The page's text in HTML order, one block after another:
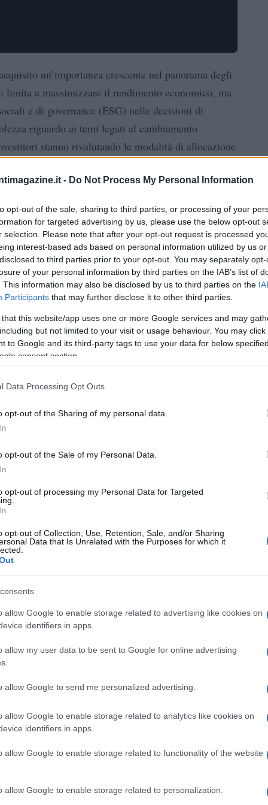
- Do Not Process My Personal Information
opt-out of the sale, sharing to third parties, or processing of your
for targeted advertising by us, please use the below opt-out
selection. Please note that after your opt-out request is processed
interest-based ads based on personal information utilized by us
to third parties prior to your opt-out. You may separately
of your personal information by third parties on the IAB’s list of
This information may also be disclosed by us to third parties on the
Participants that may further disclose it to other third parties.
that this website/app uses one or more Google services and may
but not limited to your visit or usage behaviour. You may
to Google and its third-party tags to use your data for below
consent section.
Data Processing Opt Outs
opt-out of the Sharing of my personal data.
opt-out of the Sale of my Personal Data.
opt-out of processing my Personal Data for Targeted
opt-out of Collection, Use, Retention, Sale, and/or Sharing
Data that Is Unrelated with the Purposes for which it
allow Google to enable storage related to advertising like cookies on
identifiers in apps.
allow my user data to be sent to Google for online advertising
allow Google to send me personalized advertising.
allow Google to enable storage related to analytics like cookies on
identifiers in apps.
allow Google to enable storage related to functionality of the website
allow Google to enable storage related to personalization.
un’importanza crescente nel panorama degli
a massimizzare il rendimento economico, ma
e di governance (ESG) nelle decisioni di
riguardo ai temi legati al cambiamento
stanno rivalutando le modalità di allocazione
che mira a generare un impatto positivo sul
metodologia si basa su tre pilastri fondamentali:
gli investitori non si concentrano
anche come le loro scelte influenzano il mondo.
dagliinvestimenti ESG. Questi
e di governance
potrebbe scegliere di sostenere aziende che
politiche di lavoro eque. Questo approccio
può anche portare a rendimenti competitivi nel
offre numerosi vantaggi. Primo, c’è un crescente
che non solo generano profitto, ma che migliorano
domanda di prodotti finanziari che integrano i
e competitività nel mercato.